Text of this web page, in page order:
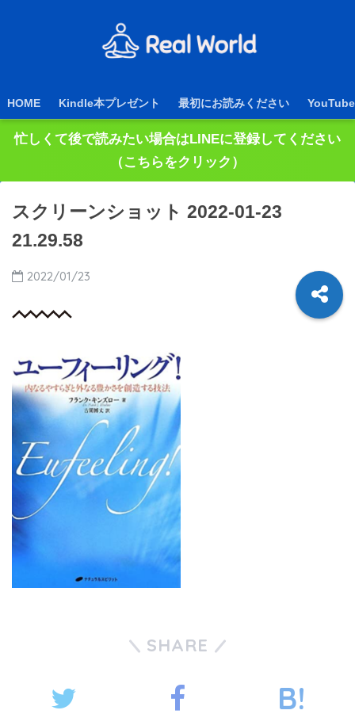
HOME Kindle本プレゼント 最初にお読みください YouTube
忙しくて後で読みたい場合はLINEに登録してください
（こちらをクリック）
スクリーンショット 2022-01-23
21.29.58
2022/01/23
SHARE